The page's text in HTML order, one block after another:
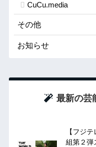
CuCu.media
その他
お知らせ
最新の芸
【フジ
組第２